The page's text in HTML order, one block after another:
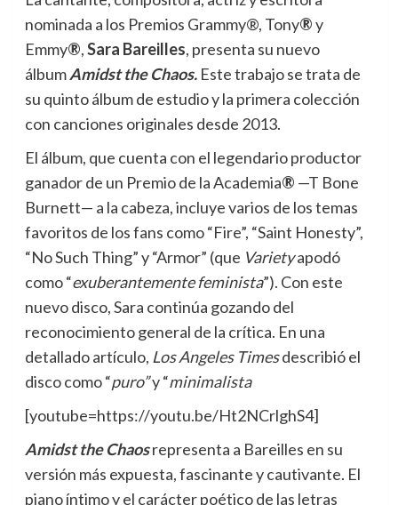
nominada a los Premios Grammy®, Tony®y
Emmy®,Sara Bareilles, presenta su nuevo
álbumAmidst the Chaos. Este trabajo se trata de
su quinto álbum de estudio y la primera colección
con canciones originales desde 2013.
El álbum, que cuenta con el legendario productor
ganador de un Premio de la Academia® —T Bone
Burnett— a la cabeza, incluye varios de los temas
favoritos de los fans como “Fire”, “Saint Honesty”,
“No Such Thing” y “Armor” (que Varietyapodó
como “exuberantemente feminista”). Con este
nuevo disco, Sara continúa gozando del
reconocimiento general de la crítica. En una
detallado artículo, Los Angeles Timesdescribió el
disco como “puro”y “minimalista
[youtube=https://youtu.be/Ht2NCrlghS4]
Amidst the Chaosrepresenta a Bareilles en su
versión más expuesta, fascinante y cautivante. El
piano íntimo y el carácter poético de las letras